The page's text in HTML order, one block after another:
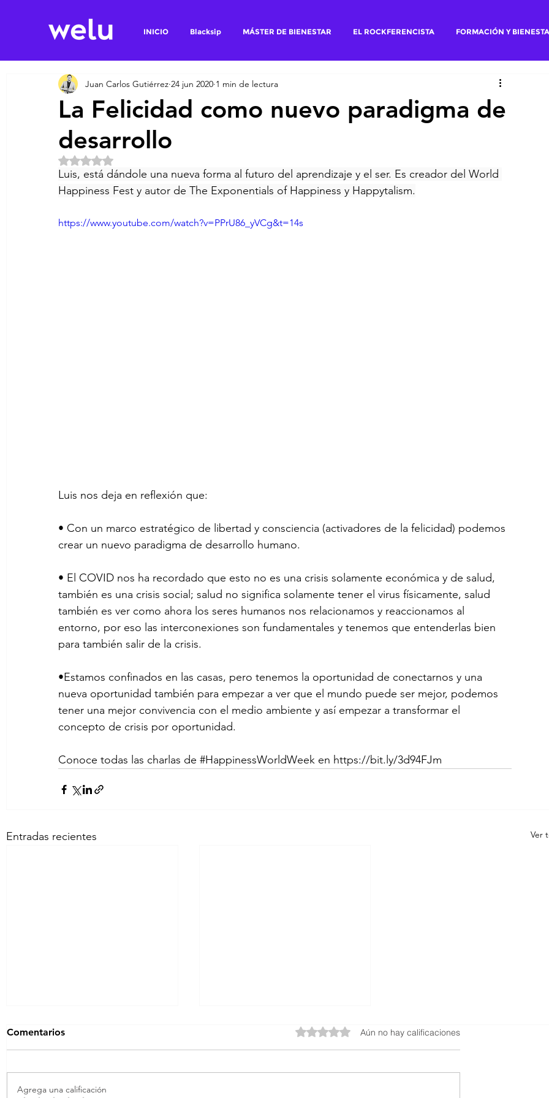
INICIO Blacksip MÁSTER DE BIENESTAR EL ROCKFERENCISTA FORMACIÓN Y
La Felicidad como nuevo paradigma de
desarrollo
Juan Carlos Gutiérrez 24 jun 2020 1 min de lectura
Obtuvo NaN de 5 estrellas.
Luis, está dándole una nueva forma al futuro del aprendizaje y el ser. Es creador del World
Happiness Fest y autor de The Exponentials of Happiness y Happytalism.
https://www.youtube.com/watch?v=PPrU86_yVCg&t=14s
Luis nos deja en reflexión que:
• Con un marco estratégico de libertad y consciencia (activadores de la felicidad) podemos
crear un nuevo paradigma de desarrollo humano.
• El COVID nos ha recordado que esto no es una crisis solamente económica y de salud,
también es una crisis social; salud no significa solamente tener el virus físicamente, salud
también es ver como ahora los seres humanos nos relacionamos y reaccionamos al
entorno, por eso las interconexiones son fundamentales y tenemos que entenderlas bien
para también salir de la crisis.
•Estamos confinados en las casas, pero tenemos la oportunidad de conectarnos y una
nueva oportunidad también para empezar a ver que el mundo puede ser mejor, podemos
tener una mejor convivencia con el medio ambiente y así empezar a transformar el
concepto de crisis por oportunidad.
Conoce todas las charlas de #HappinessWorldWeek en https://bit.ly/3d94FJm
Entradas recientes Ver
Comentarios Obtuvo 0 de 5 estrellas.Aún no hay calificaciones
Agrega una calificación